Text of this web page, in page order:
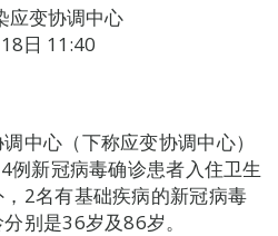
应变协调中心
日 11:40
中心（下称应变协调中心）
新冠病毒确诊患者入住卫生
2名有基础疾病的新冠病毒
别是36岁及86岁。